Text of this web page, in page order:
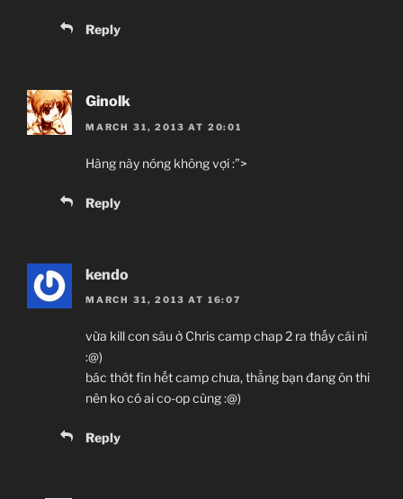
Reply
Ginolk
MARCH 31, 2013 AT 20:01
Hàng này nóng không vợi :”>
Reply
kendo
MARCH 31, 2013 AT 16:07
vừa kill con sâu ở Chris camp chap 2 ra thấy cái nì
:@)
bác thớt fin hết camp chưa, thằng bạn đang ôn thi
nên ko có ai co-op cùng :@)
Reply